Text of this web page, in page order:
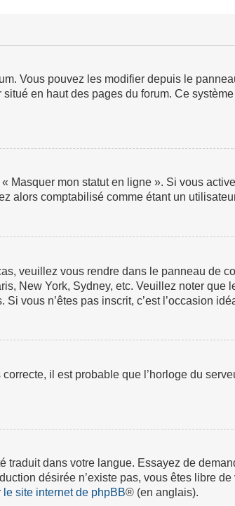
Vous pouvez les modifier depuis le
en haut des pages du forum. Ce
Masquer mon statut en ligne ». Si vous
alors comptabilisé comme étant un
veuillez vous rendre dans le panneau de
New York, Sydney, etc. Veuillez noter que
vous n’êtes pas inscrit, c’est l’occasion
il est probable que l’horloge du
traduit dans votre langue. Essayez de
désirée n’existe pas, vous êtes libre de
le site internet de phpBB® (en anglais).